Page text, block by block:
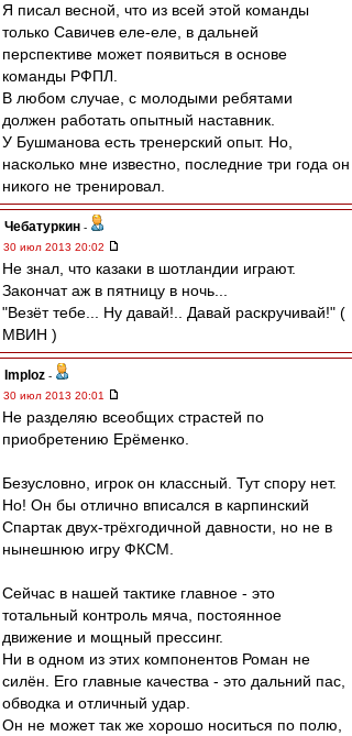
Я писал весной, что из всей этой команды
только Савичев еле-еле, в дальней
перспективе может появиться в основе
команды РФПЛ.
В любом случае, с молодыми ребятами
должен работать опытный наставник.
У Бушманова есть тренерский опыт. Но,
насколько мне известно, последние три года он
никого не тренировал.
Чебатуркин -
30 июл 2013 20:02
Не знал, что казаки в шотландии играют.
Закончат аж в пятницу в ночь...
"Везёт тебе... Ну давай!.. Давай раскручивай!" (
МВИН )
Imploz -
30 июл 2013 20:01
Не разделяю всеобщих страстей по
приобретению Ерёменко.
Безусловно, игрок он классный. Тут спору нет.
Но! Он бы отлично вписался в карпинский
Спартак двух-трёхгодичной давности, но не в
нынешнюю игру ФКСМ.
Сейчас в нашей тактике главное - это
тотальный контроль мяча, постоянное
движение и мощный прессинг.
Ни в одном из этих компонентов Роман не
силён. Его главные качества - это дальний пас,
обводка и отличный удар.
Он не может так же хорошо носиться по полю,